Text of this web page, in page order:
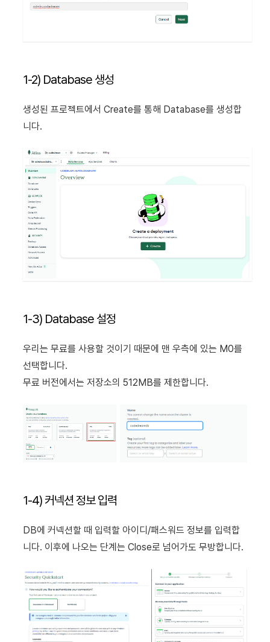
1-2) Database 생성
생성된 프로젝트에서 Create를 통해 Database를 생성합
니다.
1-3) Database 설정
우리는 무료를 사용할 것이기 때문에 맨 우측에 있는 M0를
선택합니다.
무료 버전에서는 저장소의 512MB를 제한합니다.
1-4) 커넥션 정보 입력
DB에 커넥션할 때 입력할 아이디/패스워드 정보를 입력합
니다. 이후에 나오는 단계는 Close로 넘어가도 무방합니다.